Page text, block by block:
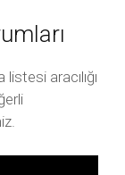
aracılığı